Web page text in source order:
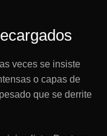
veces se insiste
o capas de
que se derrite